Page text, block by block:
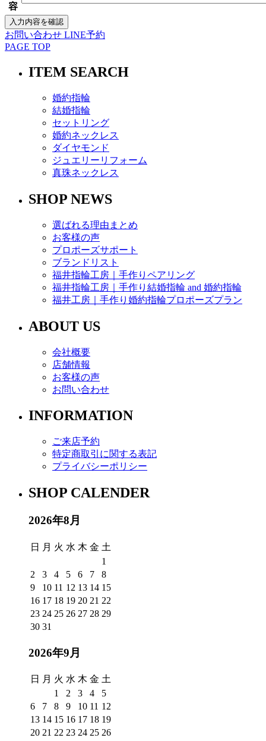
容
お問い合わせ LINE予約
PAGE TOP
ITEM SEARCH
婚約指輪
結婚指輪
セットリング
婚約ネックレス
ダイヤモンド
ジュエリーリフォーム
真珠ネックレス
SHOP NEWS
選ばれる理由まとめ
お客様の声
プロポーズサポート
ブランドリスト
福井指輪工房｜手作りペアリング
福井指輪工房｜手作り結婚指輪 and 婚約指輪
福井工房｜手作り婚約指輪プロポーズプラン
ABOUT US
会社概要
店舗情報
お客様の声
お問い合わせ
INFORMATION
ご来店予約
特定商取引に関する表記
プライバシーポリシー
SHOP CALENDER
2026年8月
日 月 火 水 木 金 土
1
2
3 4 5 6 7
8
9
10 11 12 13 14 15
16 17 18 19 20 21 22
23 24 25 26 27 28 29
30 31
2026年9月
日 月 火 水 木 金 土
1
2 3 4
5
6
7 8 9 10 11 12
13 14 15 16 17 18 19
20 21 22 23 24 25 26